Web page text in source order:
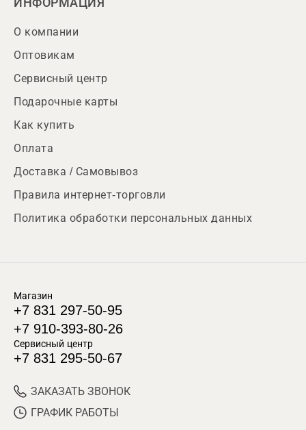
ИНФОРМАЦИЯ
О компании
Оптовикам
Сервисный центр
Подарочные карты
Как купить
Оплата
Доставка / Самовывоз
Правила интернет-торговли
Политика обработки персональных данных
Магазин
+7 831 297-50-95
+7 910-393-80-26
Сервисный центр
+7 831 295-50-67
ЗАКАЗАТЬ ЗВОНОК
ГРАФИК РАБОТЫ